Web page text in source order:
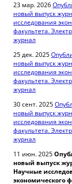
23 мар. 2026
новый выпуск
исследования
факультета.
журнал
25 дек. 2025
новый выпуск
исследования
факультета.
журнал
30 сент. 2025
новый выпуск
исследования
факультета.
журнал
11 июн. 2025
новый выпуск
Научные
экономического